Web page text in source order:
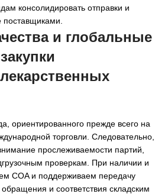
консолидировать отправки и
поставщиками.
и глобальные
ориентированного прежде всего на
торговли. Следовательно,
прослеживаемости партий,
проверкам. При наличии и
COA и поддерживаем передачу
и соответствия складским